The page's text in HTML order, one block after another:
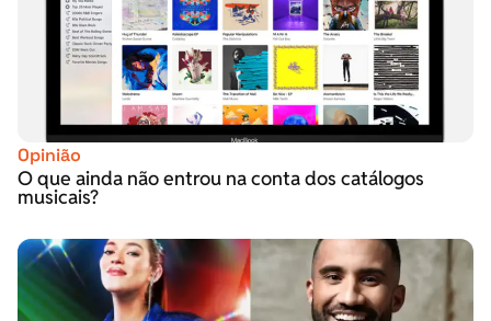
Opinião
O que ainda não entrou na conta dos catálogos
musicais?